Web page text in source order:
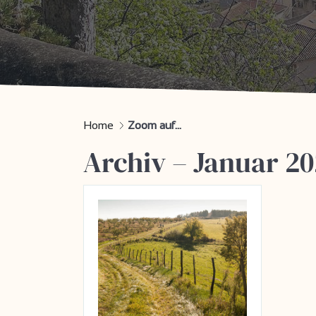
Home Zoom auf...
Archiv – Januar